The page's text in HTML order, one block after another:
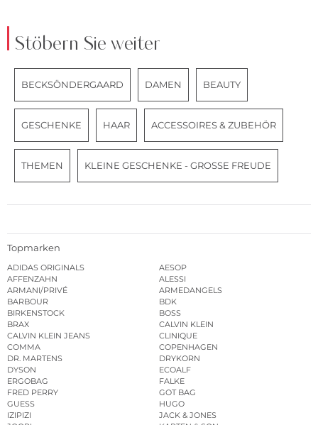
Stöbern Sie weiter
BECKSÖNDERGAARD DAMEN BEAUTY
GESCHENKE HAAR ACCESSOIRES & ZUBEHÖR
THEMEN KLEINE GESCHENKE - GROSSE FREUDE
Topmarken
ADIDAS ORIGINALS
AESOP
AFFENZAHN
ALESSI
ARMANI/PRIVÉ
ARMEDANGELS
BARBOUR
BDK
BIRKENSTOCK
BOSS
BRAX
CALVIN KLEIN
CALVIN KLEIN JEANS
CLINIQUE
COMMA
COPENHAGEN
DR. MARTENS
DRYKORN
DYSON
ECOALF
ERGOBAG
FALKE
FRED PERRY
GOT BAG
GUESS
HUGO
IZIPIZI
JACK & JONES